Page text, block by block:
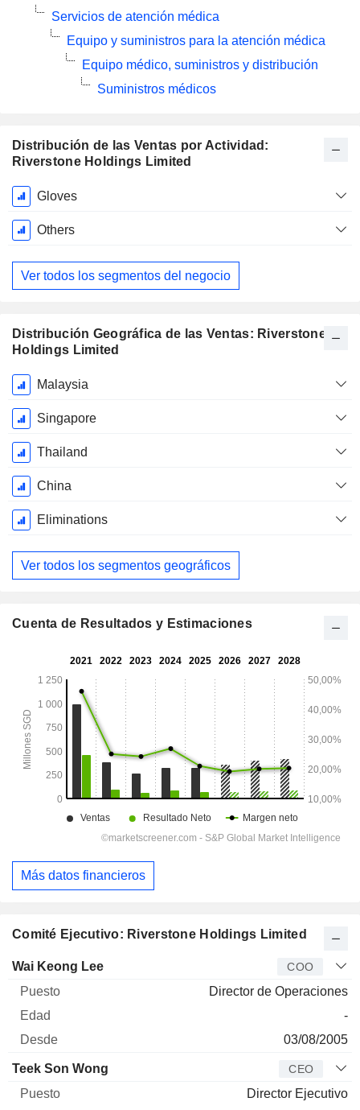
Distribución de las Ventas por Actividad:
Riverstone Holdings Limited
Período
fiscal:
Diciembre
Gloves
Others
Ver todos los segmentos del negocio
Distribución Geográfica de las Ventas: Riverstone
Holdings Limited
Período
fiscal:
Diciembre
Malaysia
Singapore
Thailand
China
Eliminations
Ver todos los segmentos geográficos
Comité Ejecutivo: Riverstone Holdings Limited
Director Puesto
Wai Keong Lee COO
Director de Operaciones
-
03/08/2005
Teek Son Wong CEO
Director Ejecutivo
Servicios de atención médica
Equipo y suministros para la atención médica
Equipo médico, suministros y distribución
Suministros médicos
Cuenta de Resultados y Estimaciones
Más datos financieros